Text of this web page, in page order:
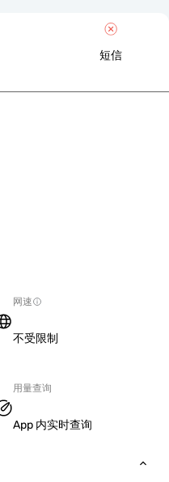
短信
网速
不受限制
用量查询
App 内实时查询